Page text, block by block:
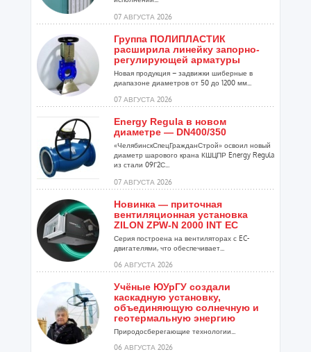
07 АВГУСТА 2026
Группа ПОЛИПЛАСТИК
расширила линейку запорно-
регулирующей арматуры
Новая продукция – задвижки шиберные в
диапазоне диаметров от 50 до 1200 мм...
07 АВГУСТА 2026
Energy Regula в новом
диаметре — DN400/350
«ЧелябинскСпецГражданСтрой» освоил новый
диаметр шарового крана КШЦПР Energy Regula
из стали 09Г2С...
07 АВГУСТА 2026
Новинка — приточная
вентиляционная установка
ZILON ZPW-N 2000 INT EC
Серия построена на вентиляторах с EC-
двигателями, что обеспечивает...
06 АВГУСТА 2026
Учёные ЮУрГУ создали
каскадную установку,
объединяющую солнечную и
геотермальную энергию
Природосберегающие технологии...
06 АВГУСТА 2026